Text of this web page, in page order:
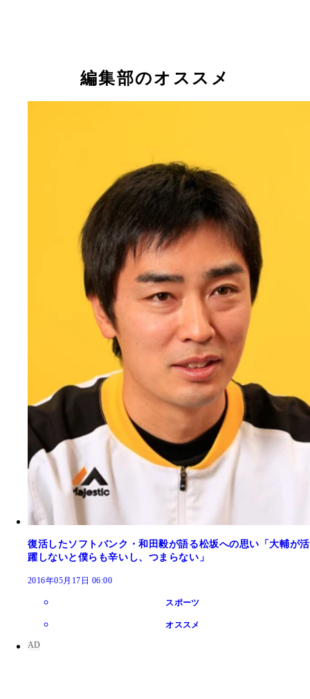
編集部のオススメ
復活したソフトバンク・和田毅が語る松坂への思い「大輔が活
躍しないと僕らも辛いし、つまらない」
2016年05月17日 06:00
スポーツ
オススメ